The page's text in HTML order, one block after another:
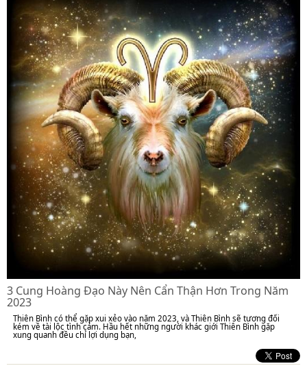
3 Cung Hoàng Đạo Này Nên Cẩn Thận Hơn Trong Năm
2023
Thiên Bình có thể gặp xui xẻo vào năm 2023, và Thiên Bình sẽ tương đối
kém về tài lộc tình cảm. Hầu hết những người khác giới Thiên Bình gặp
xung quanh đều chỉ lợi dụng bạn,